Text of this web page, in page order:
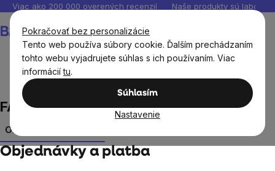
Pokračovať bez personalizácie
Tento web používa súbory cookie. Ďalším prechádzaním
tohto webu vyjadrujete súhlas s ich používaním. Viac
informáciítu.
Súhlasím
Nastavenie
Prejsť
obsah
Viac ako 200 000 overených recenzií Naše produkty sú
košík
FAQ
Objednávky a platba Ďalšie
Objednávky a platba